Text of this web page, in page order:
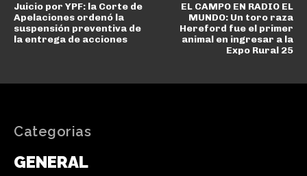
Juicio por YPF: la Corte de
Apelaciones ordenó la
suspensión preventiva de
la entrega de acciones
EL CAMPO EN RADIO EL
MUNDO: Un toro raza
Hereford fue el primer
animal en ingresar a la
Expo Rural 25
Categorias
GENERAL